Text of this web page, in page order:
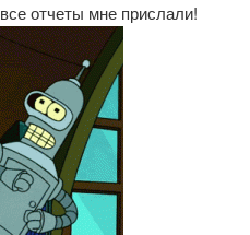
отчеты мне прислали!